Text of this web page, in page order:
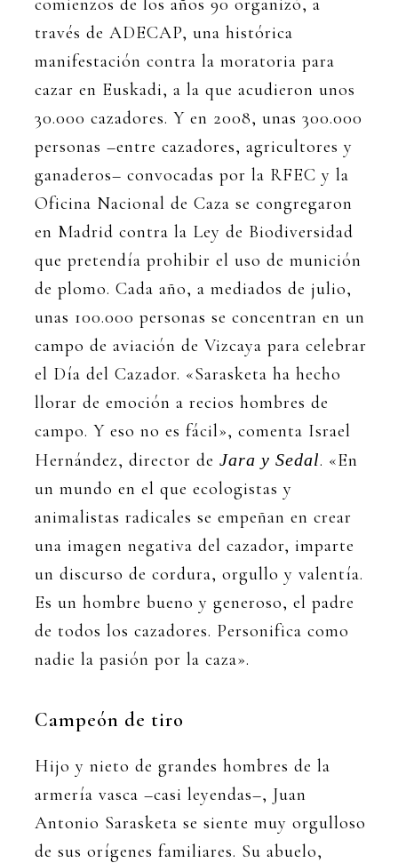
comienzos de los años 90 organizó, a
través de ADECAP, una histórica
manifestación contra la moratoria para
cazar en Euskadi, a la que acudieron unos
30.000 cazadores. Y en 2008, unas 300.000
personas –entre cazadores, agricultores y
ganaderos– convocadas por la RFEC y la
Oficina Nacional de Caza se congregaron
en Madrid contra la Ley de Biodiversidad
que pretendía prohibir el uso de munición
de plomo. Cada año, a mediados de julio,
unas 100.000 personas se concentran en un
campo de aviación de Vizcaya para celebrar
el Día del Cazador. «Sarasketa ha hecho
llorar de emoción a recios hombres de
campo. Y eso no es fácil», comenta Israel
Hernández, director deJara y Sedal. «En
un mundo en el que ecologistas y
animalistas radicales se empeñan en crear
una imagen negativa del cazador, imparte
un discurso de cordura, orgullo y valentía.
Es un hombre bueno y generoso, el padre
de todos los cazadores. Personifica como
nadie la pasión por la caza».
Campeón de tiro
Hijo y nieto de grandes hombres de la
armería vasca –casi leyendas–, Juan
Antonio Sarasketa se siente muy orgulloso
de sus orígenes familiares. Su abuelo,